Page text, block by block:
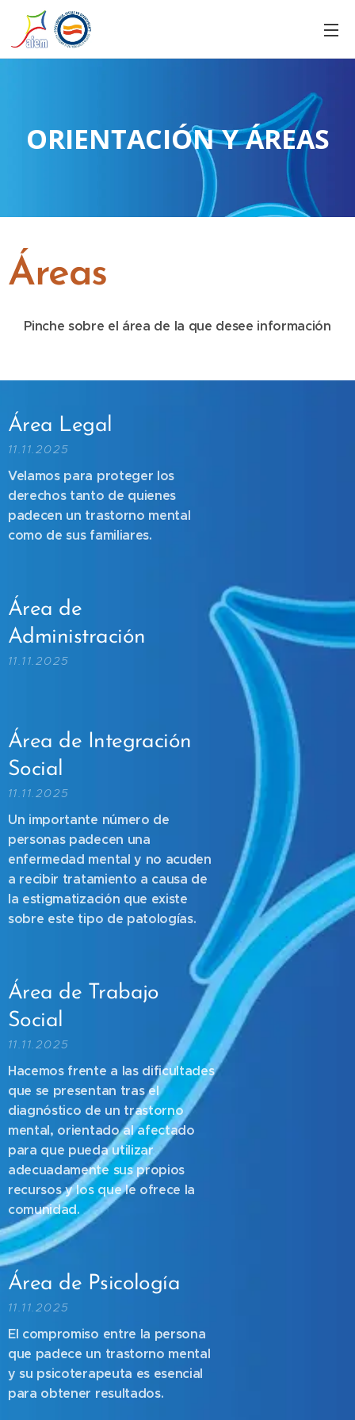
ORIENTACIÓN Y ÁREAS
Áreas
Pinche sobre el área de la que desee información
Área Legal
11.11.2025
Velamos para proteger los
derechos tanto de quienes
padecen un trastorno mental
como de sus familiares.
Área de
Administración
11.11.2025
Área de Integración
Social
11.11.2025
Un importante número de
personas padecen una
enfermedad mental y no acuden
a recibir tratamiento a causa de
la estigmatización que existe
sobre este tipo de patologías.
Área de Trabajo
Social
11.11.2025
Hacemos frente a las dificultades
que se presentan tras el
diagnóstico de un trastorno
mental, orientado al afectado
para que pueda utilizar
adecuadamente sus propios
recursos y los que le ofrece la
comunidad.
Área de Psicología
11.11.2025
El compromiso entre la persona
que padece un trastorno mental
y su psicoterapeuta es esencial
para obtener resultados.